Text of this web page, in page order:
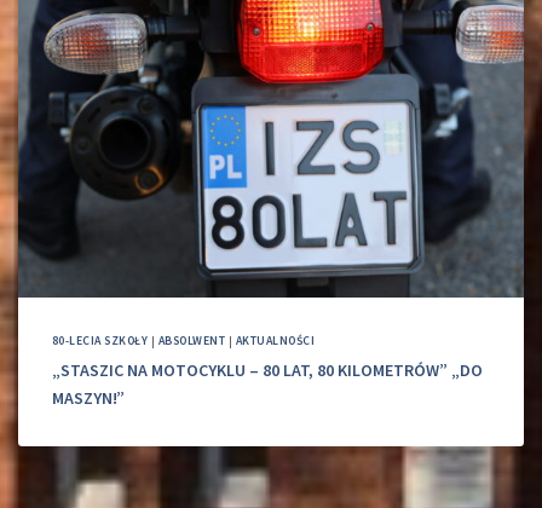
80-LECIA SZKOŁY | ABSOLWENT | AKTUALNOŚCI
„STASZIC NA MOTOCYKLU – 80 LAT, 80 KILOMETRÓW” „DO
MASZYN!”